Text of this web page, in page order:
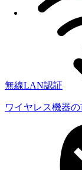
無線LAN認証
ワイヤレス機器